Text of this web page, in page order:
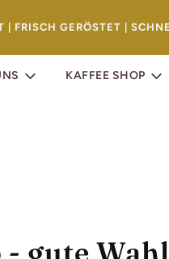
| FRISCH GERÖSTET |
KAFFEE SHOP
gute